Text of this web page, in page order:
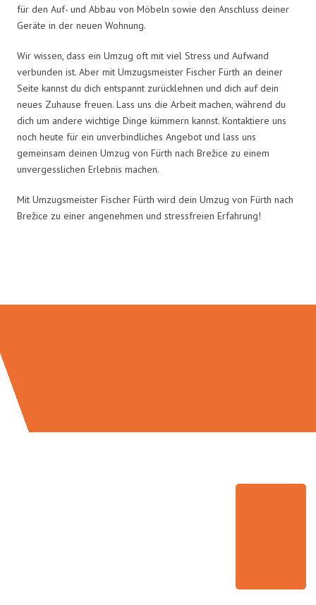
für den Auf- und Abbau von Möbeln sowie den Anschluss deiner
Geräte in der neuen Wohnung.
Wir wissen, dass ein Umzug oft mit viel Stress und Aufwand
verbunden ist. Aber mit Umzugsmeister Fischer Fürth an deiner
Seite kannst du dich entspannt zurücklehnen und dich auf dein
neues Zuhause freuen. Lass uns die Arbeit machen, während du
dich um andere wichtige Dinge kümmern kannst. Kontaktiere uns
noch heute für ein unverbindliches Angebot und lass uns
gemeinsam deinen Umzug von Fürth nach Brežice zu einem
unvergesslichen Erlebnis machen.
Mit Umzugsmeister Fischer Fürth wird dein Umzug von Fürth nach
Brežice zu einer angenehmen und stressfreien Erfahrung!